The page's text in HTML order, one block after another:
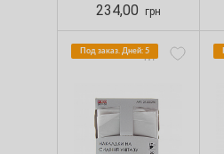
234,00 грн
Под заказ. Дней: 5